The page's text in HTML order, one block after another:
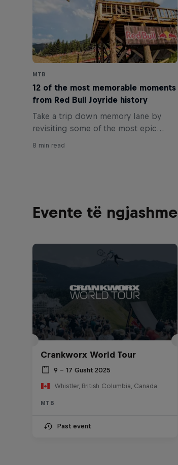
MTB
12 of the most memorable moments
from Red Bull Joyride history
Take a trip down memory lane by
revisiting some of the most epic
8 min read
Evente të ngjashme
Crankworx World Tour
9 – 17 Gusht 2025
Whistler, British Columbia, Canada
MTB
Past event